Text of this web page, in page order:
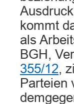
kommt
als
BGH,
355/12,
Parteien